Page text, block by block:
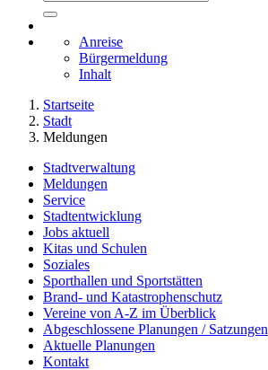
Anreise
Bürgermeldung
Inhalt
Startseite
Stadt
Meldungen
Stadtverwaltung
Meldungen
Service
Stadtentwicklung
Jobs aktuell
Kitas und Schulen
Soziales
Sporthallen und Sportstätten
Brand- und Katastrophenschutz
Vereine von A-Z im Überblick
Abgeschlossene Planungen / Satzungen
Aktuelle Planungen
Kontakt